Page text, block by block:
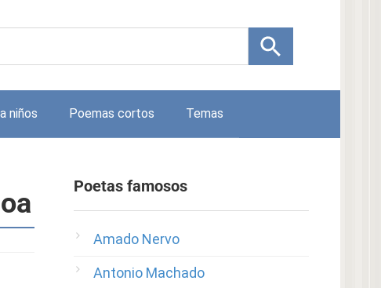
niños Poemas cortos Temas
Poetas famosos
Amado Nervo
Antonio Machado